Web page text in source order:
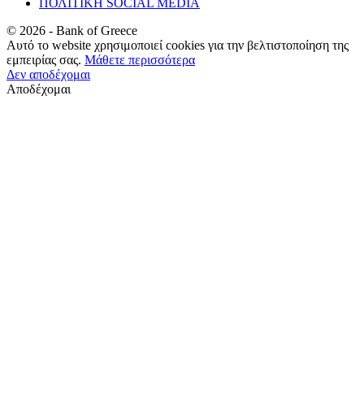
© 2026 - Bank of Greece
Αυτό το website χρησιμοποιεί cookies για την βελτιστοποίηση της
εμπειρίας σας. Μάθετε περισσότερα
Δεν αποδέχομαι
Αποδέχομαι